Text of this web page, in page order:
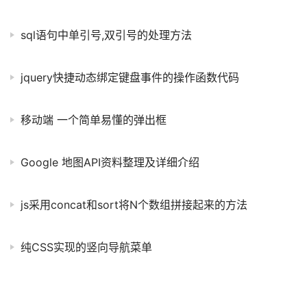
sql语句中单引号,双引号的处理方法
jquery快捷动态绑定键盘事件的操作函数代码
移动端 一个简单易懂的弹出框
Google 地图API资料整理及详细介绍
js采用concat和sort将N个数组拼接起来的方法
纯CSS实现的竖向导航菜单